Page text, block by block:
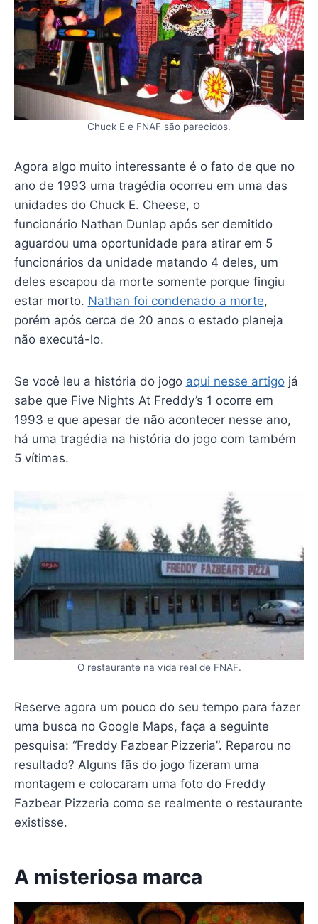
Chuck E e FNAF são parecidos.
Agora algo muito interessante é o fato de que no
ano de 1993 uma tragédia ocorreu em uma das
unidades do Chuck E. Cheese, o
funcionário Nathan Dunlap após ser demitido
aguardou uma oportunidade para atirar em 5
funcionários da unidade matando 4 deles, um
deles escapou da morte somente porque fingiu
estar morto. Nathan foi condenado a morte,
porém após cerca de 20 anos o estado planeja
não executá-lo.
Se você leu a história do jogo aqui nesse artigojá
sabe que Five Nights At Freddy’s 1 ocorre em
1993 e que apesar de não acontecer nesse ano,
há uma tragédia na história do jogo com também
5 vítimas.
O restaurante na vida real de FNAF.
Reserve agora um pouco do seu tempo para fazer
uma busca no Google Maps, faça a seguinte
pesquisa: “Freddy Fazbear Pizzeria”. Reparou no
resultado? Alguns fãs do jogo fizeram uma
montagem e colocaram uma foto do Freddy
Fazbear Pizzeria como se realmente o restaurante
existisse.
A misteriosa marca